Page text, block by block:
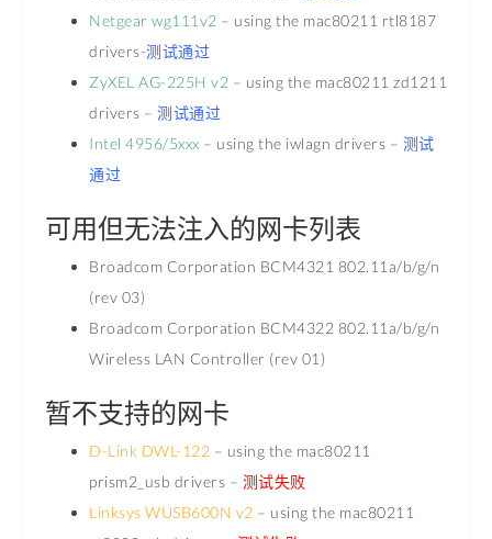
Netgear wg111v2 – using the mac80211 rtl8187
drivers-测试通过
ZyXEL AG-225H v2 – using the mac80211 zd1211
drivers – 测试通过
Intel 4956/5xxx – using the iwlagn drivers – 测试
通过
可用但无法注入的网卡列表
Broadcom Corporation BCM4321 802.11a/b/g/n
(rev 03)
Broadcom Corporation BCM4322 802.11a/b/g/n
Wireless LAN Controller (rev 01)
暂不支持的网卡
D-Link DWL-122 – using the mac80211
prism2_usb drivers – 测试失败
Linksys WUSB600N v2 – using the mac80211